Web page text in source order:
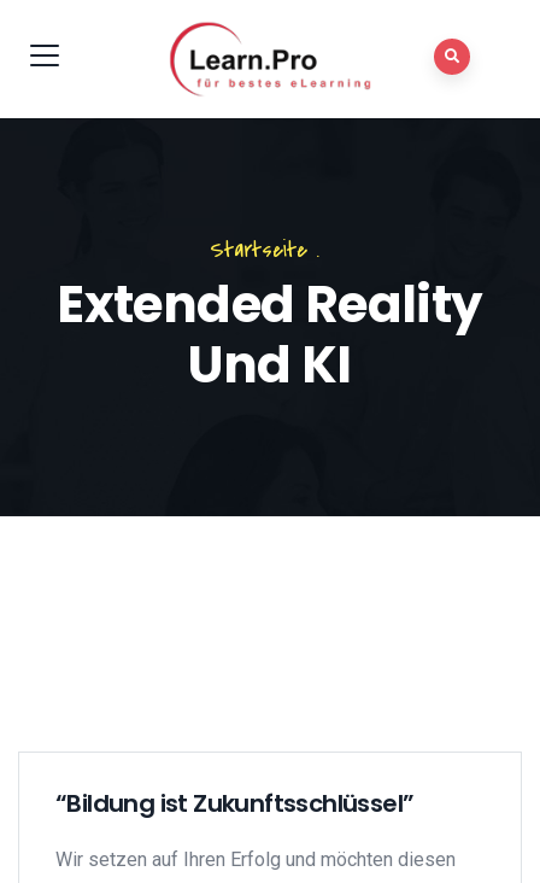
Startseite .
Extended Reality
Und KI
“Bildung ist Zukunftsschlüssel”
Wir setzen auf Ihren Erfolg und möchten diesen